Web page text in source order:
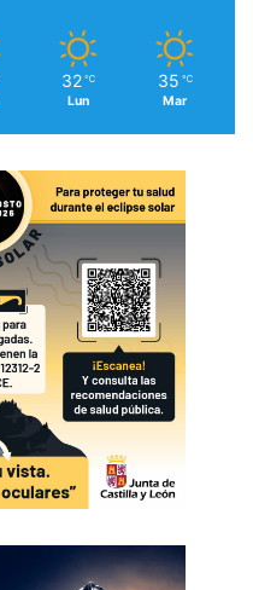
32 ℃
Lun
35 ℃
Mar